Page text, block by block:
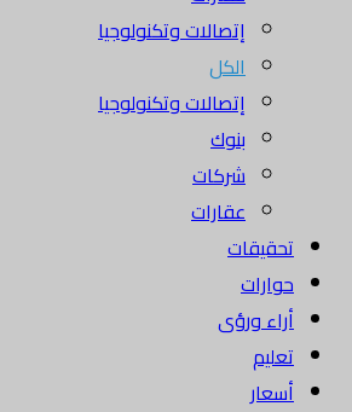
إتصالات وتكنولوجيا
الكل
إتصالات وتكنولوجيا
بنوك
شركات
عقارات
تحقيقات
حوارات
أراء ورؤى
تعليم
أسعار